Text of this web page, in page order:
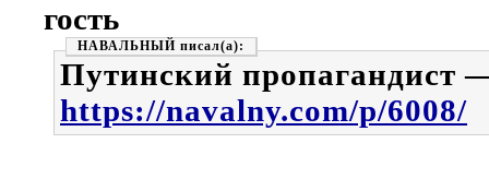
гость
НАВАЛЬНЫЙ
Путинский пропагандист
https://navalny.com/p/6008/